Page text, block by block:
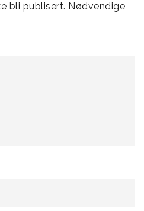
bli publisert. Nødvendige